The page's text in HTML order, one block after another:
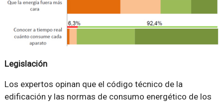
Legislación
Los expertos opinan que el código técnico de la
edificación y las normas de consumo energético de los